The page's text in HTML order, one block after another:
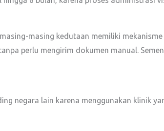
masing kedutaan memiliki
perlu mengirim dokumen manual.
negara lain karena menggunakan klinik